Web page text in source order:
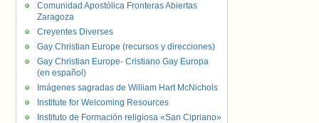
Comunidad Apostólica Fronteras Abiertas
Zaragoza
Creyentes Diverses
Gay Christian Europe (recursos y direcciones)
Gay Christian Europe- Cristiano Gay Europa
(en español)
Imágenes sagradas de William Hart McNichols
Institute for Welcoming Resources
Instituto de Formación religiosa «San Cipriano»